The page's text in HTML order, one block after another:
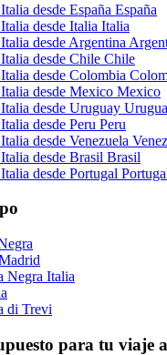
España
Italia
Chile
Mexico
Peru
Brasil
Negra Italia
di Trevi
para tu viaje